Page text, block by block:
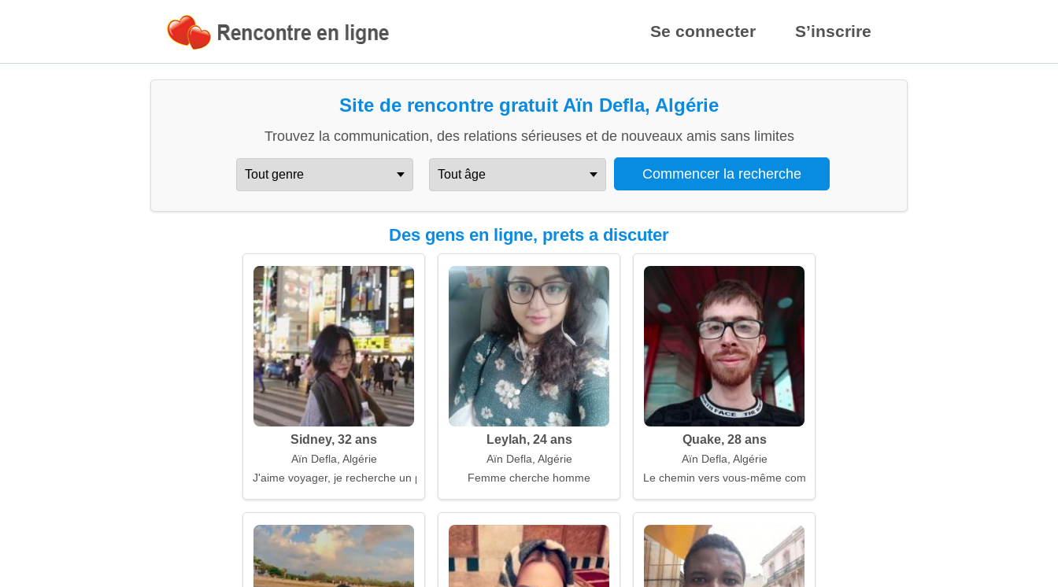
Se connecter S’inscrire
Site de rencontre gratuit Aïn Defla, Algérie
Trouvez la communication, des relations sérieuses et de nouveaux amis sans limites
Des gens en ligne, prets a discuter
Sidney, 32 ans
Aïn Defla, Algérie
J'aime voyager, je recherche un partenaire de vie
Leylah, 24 ans
Aïn Defla, Algérie
Femme cherche homme
Quake, 28 ans
Aïn Defla, Algérie
Le chemin vers vous-même commence avec vous